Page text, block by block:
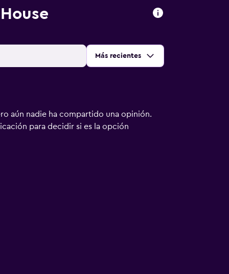
Ordenar por:
Más recientes
aún nadie ha compartido una opinión.
para decidir si es la opción